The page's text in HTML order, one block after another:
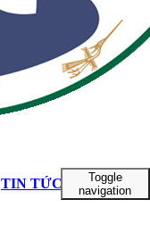
TIN TỨC - SỰ KIỆN
Toggle
navigation